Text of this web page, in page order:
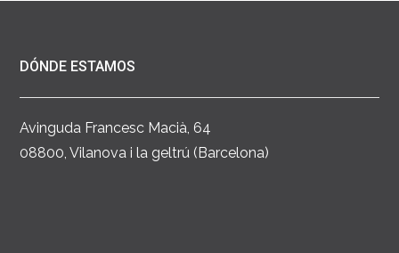
DÓNDE ESTAMOS
Avinguda Francesc Macià, 64
08800, Vilanova i la geltrú (Barcelona)